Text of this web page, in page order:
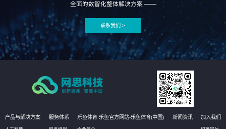
全面的数智化整体解决方案 ——
联系我们 >
产品与解决方案 服务体系 乐鱼体育·乐鱼官方网站-乐鱼体育(中国) 新闻资讯 加入我们